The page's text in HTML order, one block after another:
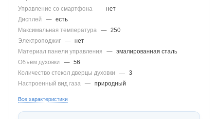
Управление со смартфона — нет
Дисплей
— есть
Максимальная температура — 250
Электроподжиг — нет
Материал панели управления
— эмалированная сталь
Объем духовки
— 56
Количество стекол дверцы духовки
— 3
Настроенный вид газа — природный
Все характеристики